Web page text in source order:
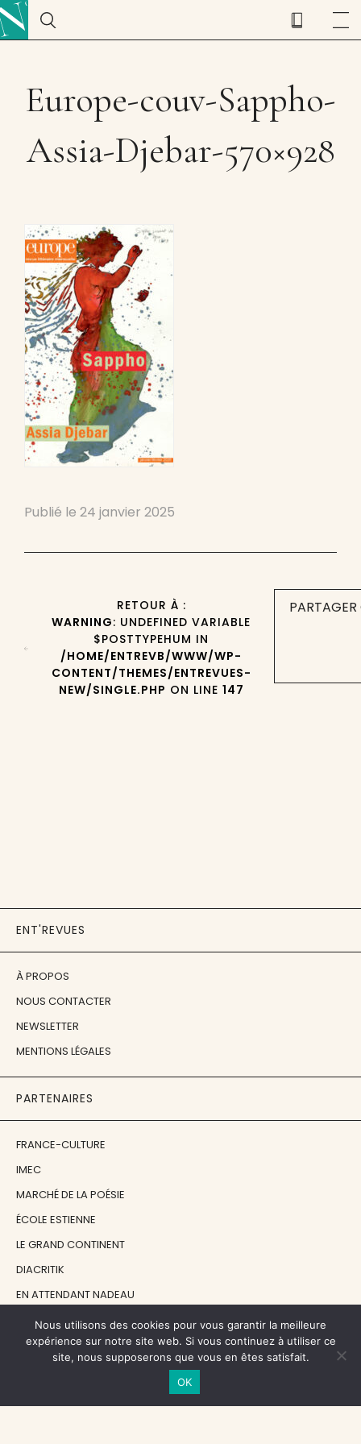
Europe-couv-Sappho-
Assia-Djebar-570×928
Publié le 24 janvier 2025
RETOUR À :
WARNING: UNDEFINED VARIABLE
$POSTTYPEHUM IN
/HOME/ENTREVB/WWW/WP-
CONTENT/THEMES/ENTREVUES-
NEW/SINGLE.PHP ON LINE 147
ENT'REVUES
À PROPOS
NOUS CONTACTER
NEWSLETTER
MENTIONS LÉGALES
PARTENAIRES
FRANCE-CULTURE
IMEC
MARCHÉ DE LA POÉSIE
ÉCOLE ESTIENNE
LE GRAND CONTINENT
DIACRITIK
EN ATTENDANT NADEAU
NOS SOUTIENS
Nous utilisons des cookies pour vous garantir la meilleure
expérience sur notre site web. Si vous continuez à utiliser ce
site, nous supposerons que vous en êtes satisfait.
OK